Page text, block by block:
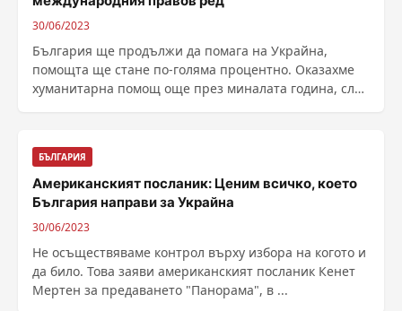
30/06/2023
България ще продължи да помага на Украйна,
помощта ще стане по-голяма процентно. Оказахме
хуманитарна помощ още през миналата година, след
БЪЛГАРИЯ
Американският посланик: Ценим всичко, което
България направи за Украйна
30/06/2023
Не осъществяваме контрол върху избора на когото и
да било. Това заяви американският посланик Кенет
Мертен за предаването "Панорама", в ...